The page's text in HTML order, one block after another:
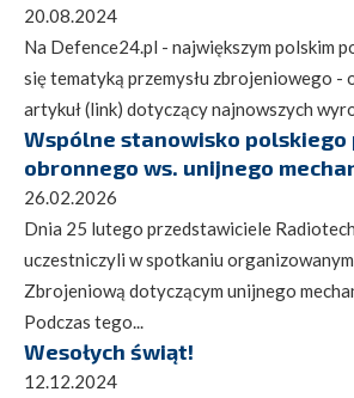
20.08.2024
Na Defence24.pl - największym polskim
się tematyką przemysłu zbrojeniowego -
artykuł (link) dotyczący najnowszych
Wspólne stanowisko polskiego
obronnego ws. unijnego
26.02.2026
Dnia 25 lutego przedstawiciele
uczestniczyli w spotkaniu
Zbrojeniową dotyczącym unijnego
Podczas tego...
Wesołych świąt!
12.12.2024